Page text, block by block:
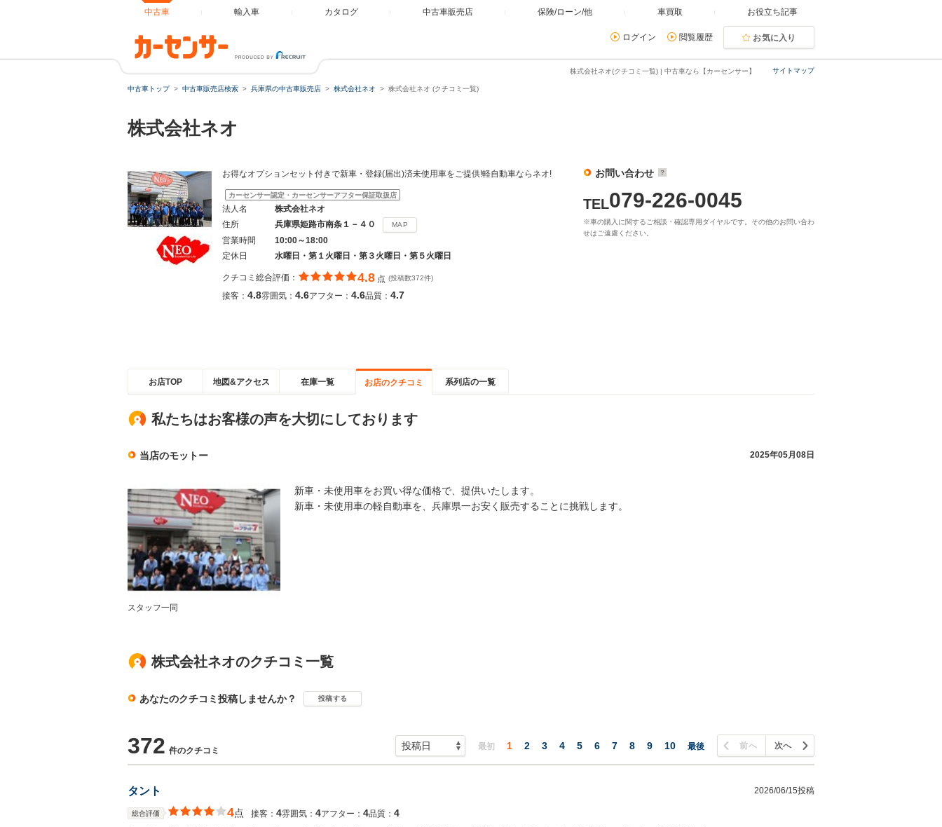
中古車 輸入車 カタログ 中古車販売店 保険/ローン/他 車買取 お役立ち記事
ログイン 閲覧履歴 お気に入り
サイトマップ
株式会社ネオ(クチコミ一覧) | 中古車なら【カーセンサー】
中古車トップ 中古車販売店検索 兵庫県の中古車販売店 株式会社ネオ 株式会社ネオ (クチコミ一覧)
株式会社ネオ
お得なオプションセット付きで新車・登録(届出)済未使用車をご提供!軽自動車ならネオ!
カーセンサー認定・カーセンサーアフター保証取扱店
法人名
株式会社ネオ
住所
兵庫県姫路市南条１－４０ MAP
営業時間
10:00～18:00
定休日
水曜日・第１火曜日・第３火曜日・第５火曜日
クチコミ総合評価： 4.8 点 (投稿数372件)
接客： 4.8雰囲気： 4.6アフター： 4.6品質： 4.7
お問い合わせ
TEL079-226-0045
※車の購入に関するご相談・確認専用ダイヤルです。その他のお問い合わ
せはご遠慮ください。
お店TOP 地図&アクセス 在庫一覧 お店のクチコミ 系列店の一覧
私たちはお客様の声を大切にしております
当店のモットー 2025年05月08日
スタッフ一同
新車・未使用車をお買い得な価格で、提供いたします。
新車・未使用車の軽自動車を、兵庫県一お安く販売することに挑戦します。
株式会社ネオのクチコミ一覧
あなたのクチコミ投稿しませんか？ 投稿する
372 件のクチコミ 最初 1 2 3 4 5 6 7 8 9 10 最後 前へ 次へ
タント 2026/06/15投稿
総合評価 4点 接客： 4雰囲気： 4アフター： 4品質： 4